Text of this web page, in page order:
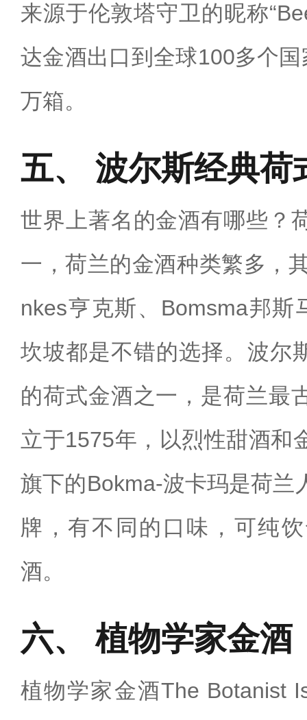
来源于伦敦塔守卫的昵称
达金酒出口到全球100多个
万箱。‌
波尔斯经典荷
世界上著名的金酒有哪些？
一，荷兰的金酒种类繁多，
nkes亨克斯、Bomsma邦斯
坎坡都是不错的选择。波尔
的荷式金酒之一，是荷兰最
立于1575年，以烈性甜酒和
旗下的Bokma-波卡玛是荷兰
牌，有不同的口味，可纯
酒。
植物学家金酒
植物学家金酒The Botanist